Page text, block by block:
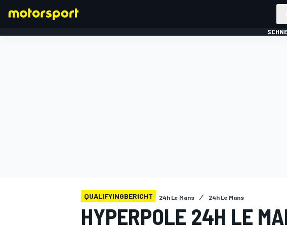
QUALIFYINGBERICHT 24h Le Mans 24h Le Mans
HYPERPOLE 24H LE